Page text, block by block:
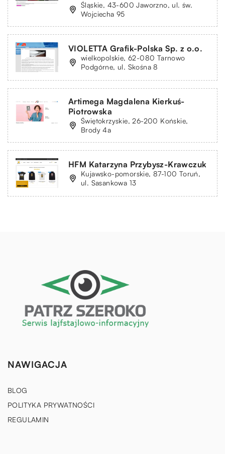
Śląskie, 43-600 Jaworzno, ul. św.
Wojciecha 95
VIOLETTA Grafik-Polska Sp. z o.o.
wielkopolskie, 62-080 Tarnowo
Podgórne, ul. Skośna 8
Artimega Magdalena Kierkuś-
Piotrowska
Świętokrzyskie, 26-200 Końskie,
Brody 4a
HFM Katarzyna Przybysz-Krawczuk
Kujawsko-pomorskie, 87-100 Toruń,
ul. Sasankowa 13
NAWIGACJA
BLOG
POLITYKA PRYWATNOŚCI
REGULAMIN